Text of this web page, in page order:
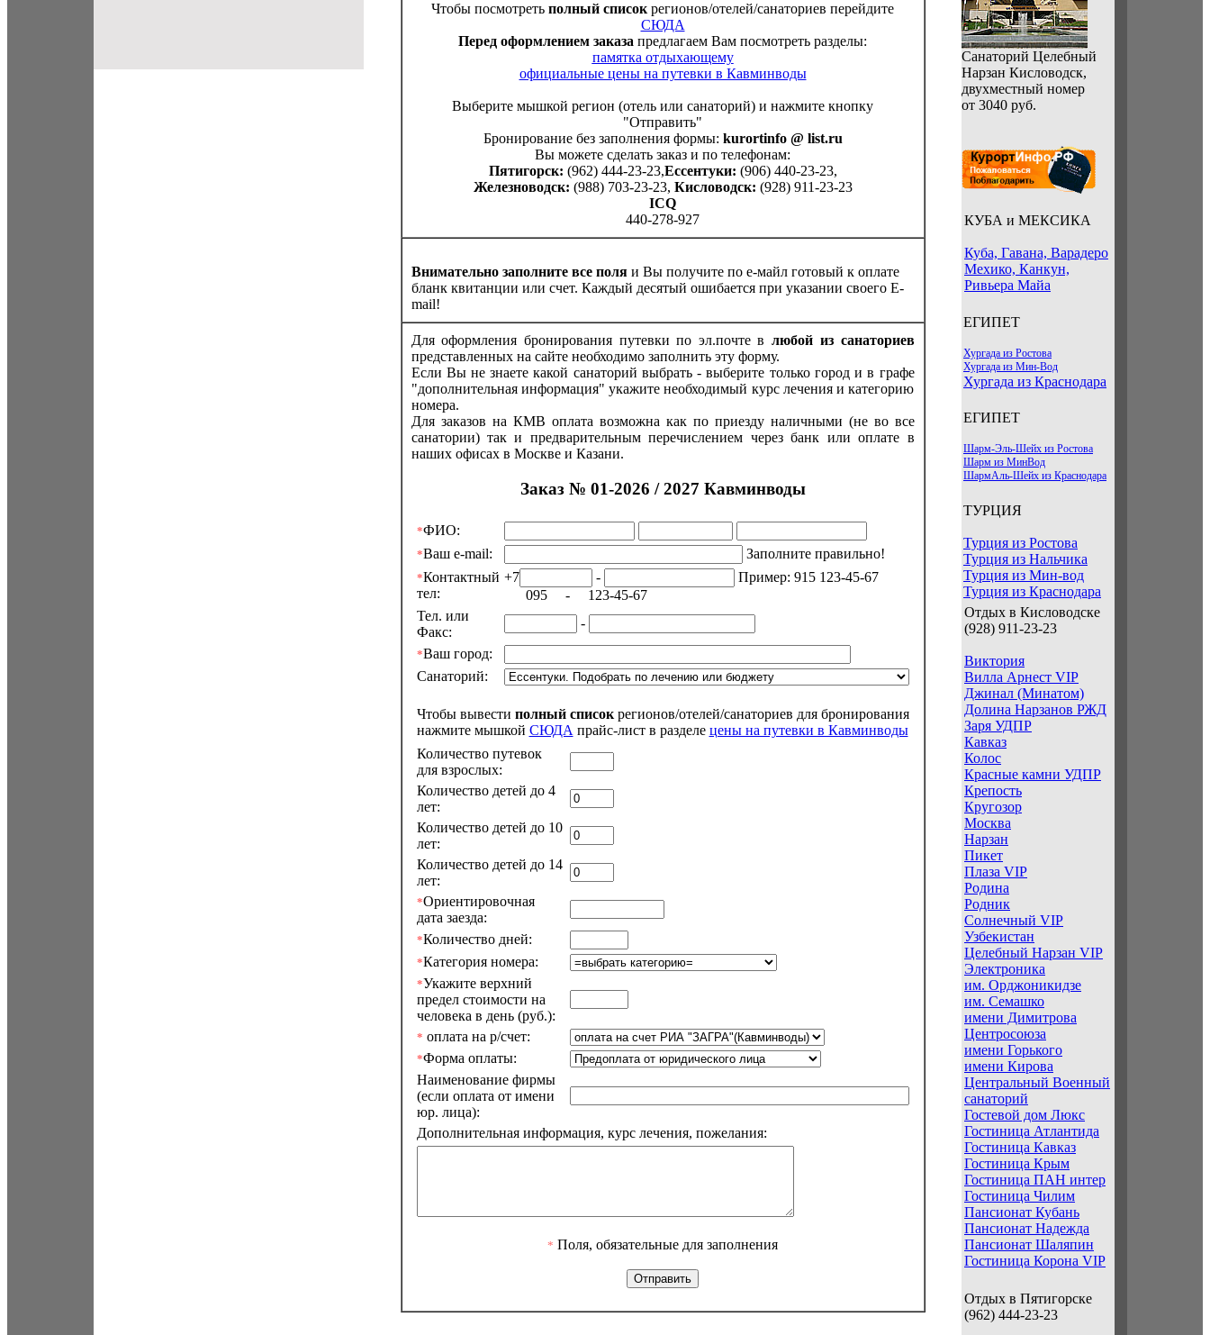
Чтобы посмотреть полный список регионов/отелей/санаториев перейдите
СЮДА
Перед оформлением заказа предлагаем Вам посмотреть разделы:
памятка отдыхающему
официальные цены на путевки в Кавминводы
Выберите мышкой регион (отель или санаторий) и нажмите кнопку
"Отправить"
Бронирование без заполнения формы: kurortinfo @ list.ru
Вы можете сделать заказ и по телефонам:
Пятигорск: (962) 444-23-23,Ессентуки: (906) 440-23-23,
Железноводск: (988) 703-23-23, Кисловодск: (928) 911-23-23
ICQ
440-278-927
Внимательно заполните все поляи Вы получите по е-майл готовый к оплате
бланк квитанции или счет. Каждый десятый ошибается при указании своего E-
mail!
Для оформления бронирования путевки по эл.почте влюбой из санаториев
представленных на сайте необходимо заполнить эту форму.
Если Вы не знаете какой санаторий выбрать - выберите только город и в графе
"дополнительная информация" укажите необходимый курс лечения и категорию
номера.
Для заказов на КМВ оплата возможна как по приезду наличными (не во все
санатории) так и предварительным перечислением через банк или оплате в
наших офисах в Москве и Казани.
Заказ № 01-2026 / 2027 Кавминводы
*ФИО:
*Ваш e-mail: Заполните правильно!
*Контактный
тел:
+7 -
Пример: 915 123-45-67
095 - 123-45-67
Тел. или
Факс:
-
*Ваш город:
Санаторий:
Чтобы вывести полный список регионов/отелей/санаториев для бронирования
нажмите мышкой СЮДА прайс-лист в разделе цены на путевки в Кавминводы
Количество путевок
для взрослых:
Количество детей до 4
лет:
Количество детей до 10
лет:
Количество детей до 14
лет:
*Ориентировочная
дата заезда:
*Количество дней:
*Категория номера:
*Укажите верхний
предел стоимости на
человека в день (руб.):
* оплата на р/счет:
*Форма оплаты:
Наименование фирмы
(если оплата от имени
юр. лица):
Дополнительная информация, курс лечения, пожелания:
* Поля, обязательные для заполнения
Санаторий Целебный
Нарзан Кисловодск,
двухместный номер
от 3040 руб.
КУБА и МЕКСИКА
Куба, Гавана, Варадеро
Мехико, Канкун,
Ривьера Майа
ЕГИПЕТ
Хургада из Ростова
Хургада из Мин-Вод
Хургада из Краснодара
ЕГИПЕТ
Шарм-Эль-Шейх из Ростова
Шарм из МинВод
ШармАль-Шейх из Краснодара
ТУРЦИЯ
Турция из Ростова
Турция из Нальчика
Турция из Мин-вод
Турция из Краснодара
Отдых в Кисловодске
(928) 911-23-23
Виктория
Вилла Арнест VIP
Джинал (Минатом)
Долина Нарзанов РЖД
Заря УДПР
Кавказ
Колос
Красные камни УДПР
Крепость
Кругозор
Москва
Нарзан
Пикет
Плаза VIP
Родина
Родник
Солнечный VIP
Узбекистан
Целебный Нарзан VIP
Электроника
им. Орджоникидзе
им. Семашко
имени Димитрова
Центросоюза
имени Горького
имени Кирова
Центральный Военный
санаторий
Гостевой дом Люкс
Гостиница Атлантида
Гостиница Кавказ
Гостиница Крым
Гостиница ПАН интер
Гостиница Чилим
Пансионат Кубань
Пансионат Надежда
Пансионат Шаляпин
Гостиница Корона VIP
Отдых в Пятигорске
(962) 444-23-23